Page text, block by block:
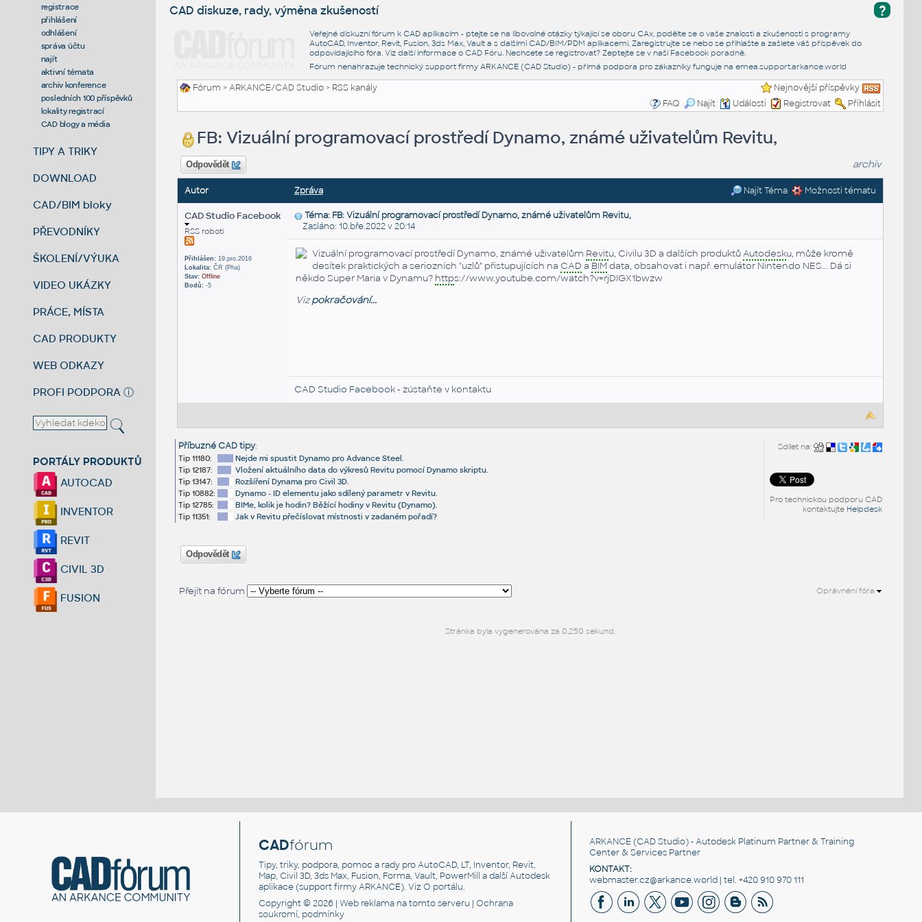
registrace
přihlášení
odhlášení
správa účtu
najít
aktivní témata
archiv konference
posledních 100 příspěvků
lokality registrací
CAD blogy a média
TIPY A TRIKY
DOWNLOAD
CAD/BIM bloky
PŘEVODNÍKY
ŠKOLENÍ/VÝUKA
VIDEO UKÁZKY
PRÁCE, MÍSTA
CAD PRODUKTY
WEB ODKAZY
PROFI PODPORA ⓘ
PORTÁLY PRODUKTŮ
AUTOCAD
INVENTOR
REVIT
CIVIL 3D
FUSION
?
CAD diskuze, rady, výměna zkušeností
Veřejné diskuzní fórum k CAD aplikacím - ptejte se na libovolné otázky týkající se oboru CAx, podělte se o vaše znalosti a zkušenosti s programy
AutoCAD, Inventor, Revit, Fusion, 3ds Max, Vault a s dalšími CAD/BIM/PDM aplikacemi. Zaregistrujte se nebo se přihlašte a zašlete váš příspěvek do
odpovídajícího fóra. Viz další informace o CAD Fóru. Nechcete se registrovat? Zeptejte se v naší Facebook poradně.
Fórum nenahrazuje technický support firmy ARKANCE (CAD Studio) - přímá podpora pro zákazníky funguje na emea.support.arkance.world
Fórum >ARKANCE/CAD Studio> RSS kanály
Nejnovější příspěvky
FAQ
Najít Události Registrovat Přihlásit
FB: Vizuální programovací prostředí Dynamo, známé uživatelům Revitu,
Odpovědět archiv
Autor Zpráva Najít Téma Možnosti tématu
CAD Studio Facebook
RSS roboti
Přihlášen:19.pro.2016
Lokalita:ČR (Pha)
Stav: Offline
Bodů:-5
Téma: FB: Vizuální programovací prostředí Dynamo, známé uživatelům Revitu,
Zasláno: 10.bře.2022 v 20:14
Vizuální programovací prostředí Dynamo, známé uživatelům Revitu, Civilu 3D a dalších produktůAutodesku, může kromě
desítek praktických a seriozních "uzlů" přistupujících na CAD a BIMdata, obsahovat i např. emulátor Nintendo NES... Dá si
někdo Super Maria v Dynamu? https://www.youtube.com/watch?v=rjDIGX1bwzw
Vizpokračování...
CAD Studio Facebook- zústaňte v kontaktu
Sdílet na:
Pro technickou podporu CAD
kontaktujte Helpdesk
Příbuzné CAD tipy:
Tip 11180:
Nejde mi spustit Dynamo pro Advance Steel.
Tip 12187:
Vložení aktuálního data do výkresů Revitu pomocí Dynamo skriptu.
Tip 13147:
Rozšíření Dynama pro Civil 3D.
Tip 10882:
Dynamo - ID elementu jako sdílený parametr v Revitu.
Tip 12785:
BIMe, kolik je hodin? Běžící hodiny v Revitu (Dynamo).
Tip 11351:
Jak v Revitu přečíslovat místnosti v zadaném pořadí?
Odpovědět
Přejít na fórum Oprávnění fóra
Stránka byla vygenerována za 0,250 sekund.
CADfórum
Tipy, triky, podpora, pomoc a rady pro AutoCAD, LT, Inventor, Revit,
Map, Civil 3D, 3ds Max, Fusion, Forma, Vault, PowerMill a další Autodesk
aplikace (support firmy ARKANCE). VizO portálu.
Copyright © 2026 |Web reklama na tomto serveru |Ochrana
soukromí, podmínky
ARKANCE (CAD Studio) - Autodesk Platinum Partner & Training
Center & Services Partner
KONTAKT:
webmaster.cz@arkance.world | tel. +420 910 970 111